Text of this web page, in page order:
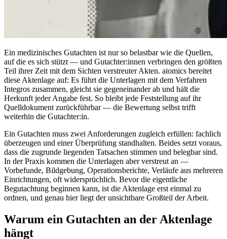
Ein medizinisches Gutachten ist nur so belastbar wie die Quellen,
auf die es sich stützt — und Gutachter:innen verbringen den größten
Teil ihrer Zeit mit dem Sichten verstreuter Akten. aiomics bereitet
diese Aktenlage auf: Es führt die Unterlagen mit dem Verfahren
Integros zusammen, gleicht sie gegeneinander ab und hält die
Herkunft jeder Angabe fest. So bleibt jede Feststellung auf ihr
Quelldokument zurückführbar — die Bewertung selbst trifft
weiterhin die Gutachter:in.
Ein Gutachten muss zwei Anforderungen zugleich erfüllen: fachlich
überzeugen und einer Überprüfung standhalten. Beides setzt voraus,
dass die zugrunde liegenden Tatsachen stimmen und belegbar sind.
In der Praxis kommen die Unterlagen aber verstreut an —
Vorbefunde, Bildgebung, Operationsberichte, Verläufe aus mehreren
Einrichtungen, oft widersprüchlich. Bevor die eigentliche
Begutachtung beginnen kann, ist die Aktenlage erst einmal zu
ordnen, und genau hier liegt der unsichtbare Großteil der Arbeit.
Warum ein Gutachten an der Aktenlage
hängt